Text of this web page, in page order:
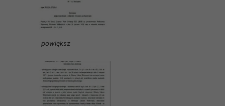
powiększ